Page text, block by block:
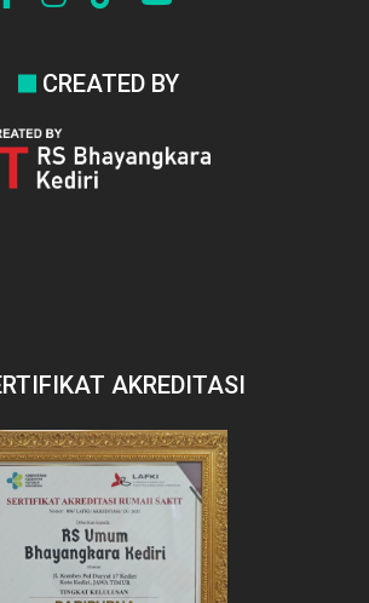
CREATED BY
AKREDITASI